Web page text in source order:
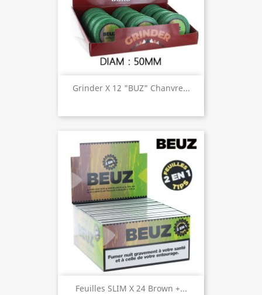
Grinder X 12 "BUZ" Chanvre...
Feuilles SLIM X 24 Brown +...